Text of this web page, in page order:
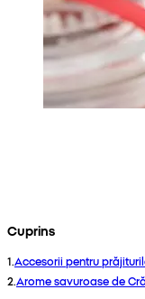
Cuprins
1.Accesorii pentru
2.Arome savuroase de